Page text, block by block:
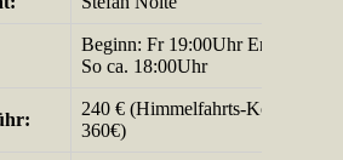
Beginn: Fr 19:00Uhr Ende:
So ca. 18:00Uhr
240 € (Himmelfahrts-Kombi:
360€)